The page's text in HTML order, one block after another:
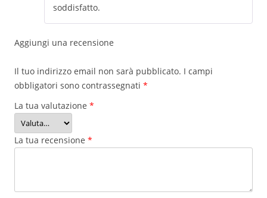
soddisfatto.
Aggiungi una recensione
Il tuo indirizzo email non sarà pubblicato. I campi
obbligatori sono contrassegnati *
La tua valutazione *
La tua recensione *